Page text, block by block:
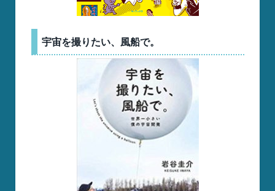
宇宙を撮りたい、風船で。